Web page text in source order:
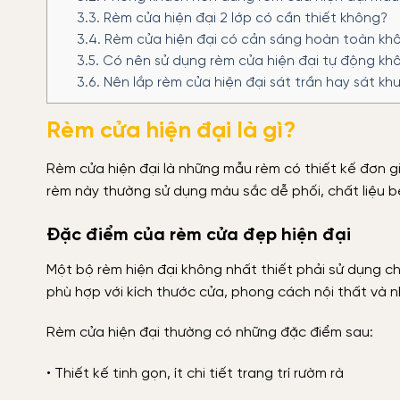
3.3. Rèm cửa hiện đại 2 lớp có cần thiết không?
3.4. Rèm cửa hiện đại có cản sáng hoàn toàn
3.5. Có nên sử dụng rèm cửa hiện đại tự động
3.6. Nên lắp rèm cửa hiện đại sát trần hay sát
Rèm cửa hiện đại là gì?
Rèm cửa hiện đại là những mẫu rèm có thiết kế đơn
rèm này thường sử dụng màu sắc dễ phối, chất liệu
Đặc điểm của rèm cửa đẹp hiện đại
Một bộ rèm hiện đại không nhất thiết phải sử dụng
phù hợp với kích thước cửa, phong cách nội thất và
Rèm cửa hiện đại thường có những đặc điểm sau:
• Thiết kế tinh gọn, ít chi tiết trang trí rườm rà